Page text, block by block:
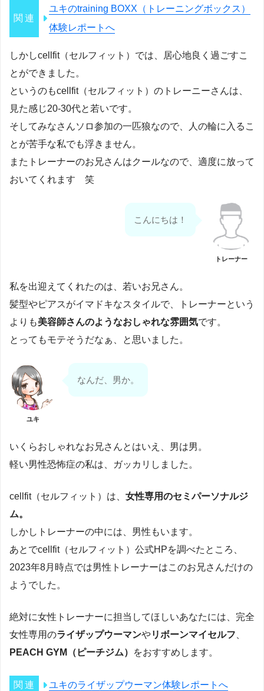
ユキのtraining BOXX（トレーニングボックス）
体験レポートへ
しかしcellfit（セルフィット）では、居心地良く過ごすこ
とができました。
というのもcellfit（セルフィット）のトレーニーさんは、
見た感じ20-30代と若いです。
そしてみなさんソロ参加の一匹狼なので、人の輪に入るこ
とが苦手な私でも浮きません。
またトレーナーのお兄さんはクールなので、適度に放って
おいてくれます 笑
こんにちは！
トレーナー
私を出迎えてくれたのは、若いお兄さん。
髪型やピアスがイマドキなスタイルで、トレーナーという
よりも美容師さんのようなおしゃれな雰囲気です。
とってもモテそうだなぁ、と思いました。
ユキ
なんだ、男か。
いくらおしゃれなお兄さんとはいえ、男は男。
軽い男性恐怖症の私は、ガッカリしました。
cellfit（セルフィット）は、 女性専用のセミパーソナルジ
ム。
しかしトレーナーの中には、男性もいます。
あとでcellfit（セルフィット）公式HPを調べたところ、
2023年8月時点では男性トレーナーはこのお兄さんだけの
ようでした。
絶対に女性トレーナーに担当してほしいあなたには、完全
女性専用のライザップウーマンやリボーンマイセルフ
PEACH GYM（ピーチジム）
をおすすめします。
ユキのライザップウーマン体験レポートへ